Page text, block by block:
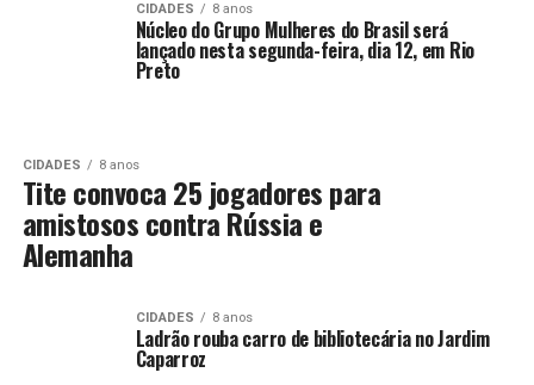
CIDADES 8 anos
Núcleo do Grupo Mulheres do Brasil será
lançado nesta segunda-feira, dia 12, em Rio
Preto
CIDADES 8 anos
Tite convoca 25 jogadores para
amistosos contra Rússia e
Alemanha
CIDADES 8 anos
Ladrão rouba carro de bibliotecária no Jardim
Caparroz